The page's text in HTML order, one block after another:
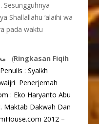
Sesungguhnya
Shallallahu ‘alaihi wa
pada waktu
(Ringkasan Fiqih
Penulis : Syaikh
Penerjemah
: Eko Haryanto Abu
Maktab Dakwah Dan
2012 –